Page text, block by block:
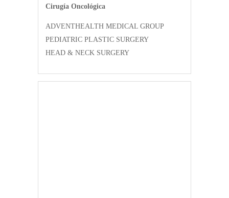
Cirugía Oncológica
ADVENTHEALTH MEDICAL GROUP
PEDIATRIC PLASTIC SURGERY
HEAD & NECK SURGERY